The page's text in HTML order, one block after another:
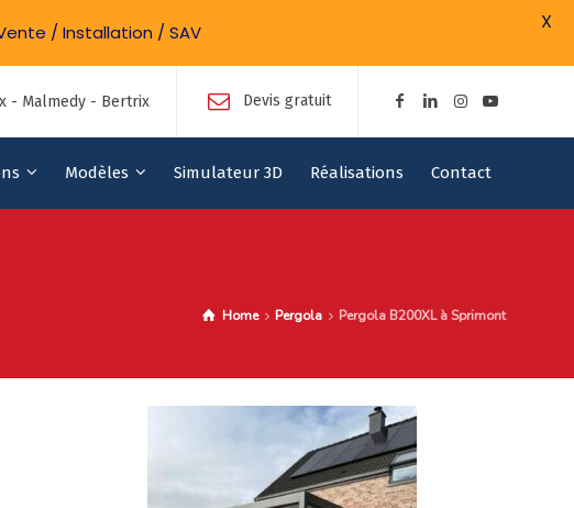
- Malmedy - Bertrix Devis gratuit
Modèles Simulateur 3D Réalisations Contact
Home Pergola Pergola B200XL à Sprimont
/ Installation / SAV X